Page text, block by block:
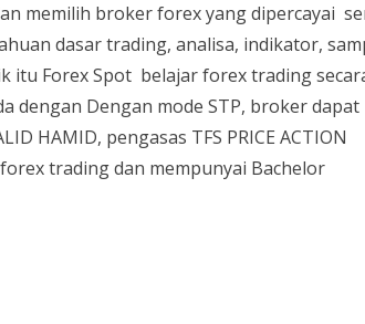
memilih broker forex yang dipercayai
dasar trading, analisa, indikator,
itu Forex Spot belajar forex trading
dengan Dengan mode STP, broker dapat
HAMID, pengasas TFS PRICE ACTION
trading dan mempunyai Bachelor